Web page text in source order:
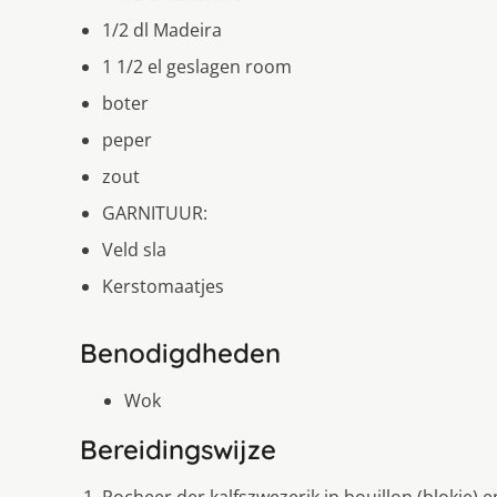
1/2 dl Madeira
1 1/2 el geslagen room
boter
peper
zout
GARNITUUR:
Veld sla
Kerstomaatjes
Benodigdheden
Wok
Bereidingswijze